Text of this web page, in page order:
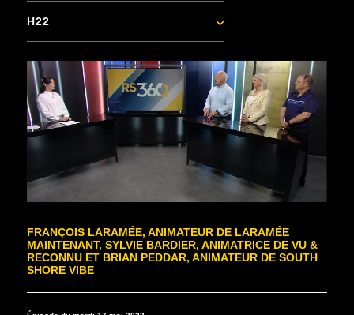
H22
FRANÇOIS LARAMÉE, ANIMATEUR DE LARAMÉE
MAINTENANT, SYLVIE BARDIER, ANIMATRICE DE VU &
RECONNU ET BRIAN PEDDAR, ANIMATEUR DE SOUTH
SHORE VIBE